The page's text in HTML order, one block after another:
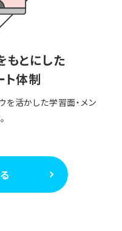
とにした
ト体制
活かした学習面・メン